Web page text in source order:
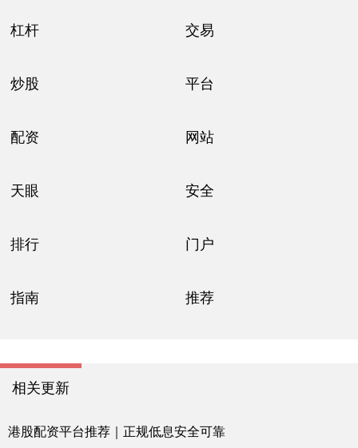
杠杆 交易
炒股 平台
配资 网站
天眼 安全
排行 门户
指南 推荐
相关更新
港股配资平台推荐｜正规低息安全可靠